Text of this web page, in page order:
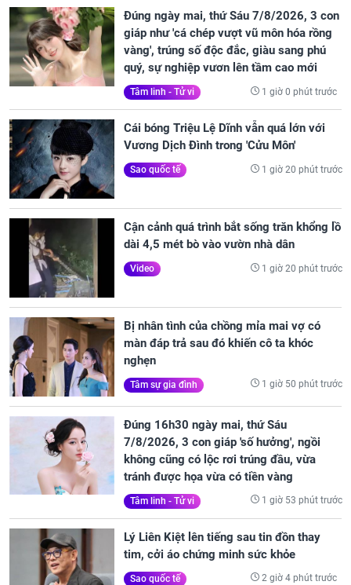
Đúng ngày mai, thứ Sáu 7/8/2026, 3 con
giáp như 'cá chép vượt vũ môn hóa rồng
vàng', trúng số độc đắc, giàu sang phú
quý, sự nghiệp vươn lên tầm cao mới
Tâm linh - Tử vi 1 giờ 0 phút trước
Cái bóng Triệu Lệ Dĩnh vẫn quá lớn với
Vương Dịch Đình trong 'Cửu Môn'
Sao quốc tế 1 giờ 20 phút trước
Cận cảnh quá trình bắt sống trăn khổng lồ
dài 4,5 mét bò vào vườn nhà dân
Video 1 giờ 20 phút trước
Bị nhân tình của chồng mỉa mai vợ có
màn đáp trả sau đó khiến cô ta khóc
nghẹn
Tâm sự gia đình 1 giờ 50 phút trước
Đúng 16h30 ngày mai, thứ Sáu
7/8/2026, 3 con giáp 'số hưởng', ngồi
không cũng có lộc rơi trúng đầu, vừa
tránh được họa vừa có tiền vàng
Tâm linh - Tử vi 1 giờ 53 phút trước
Lý Liên Kiệt lên tiếng sau tin đồn thay
tim, cởi áo chứng minh sức khỏe
Sao quốc tế 2 giờ 4 phút trước